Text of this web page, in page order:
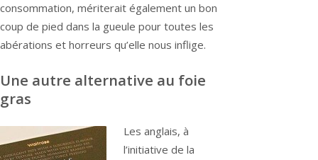
consommation, mériterait également un bon
coup de pied dans la gueule pour toutes les
abérations et horreurs qu’elle nous inflige.
Une autre alternative au foie
gras
Les anglais, à
l’initiative de la